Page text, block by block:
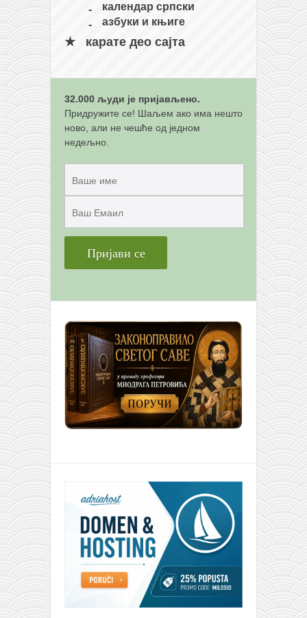
календар српски
азбуки и књиге
карате део сајта
32.000 људи је пријављено.
Придружите се! Шаљем ако има нешто
ново, али не чешће од једном
недељно.